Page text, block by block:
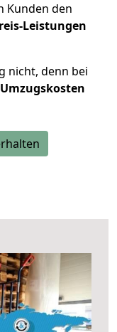
Kunden den
Leistungen
nicht, denn bei